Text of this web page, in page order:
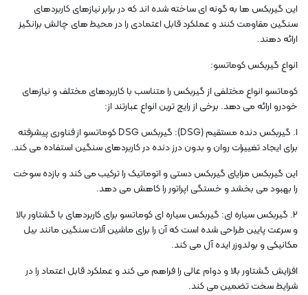
این گیربکس ها به گونه ای ساخته شده اند که در برابر نیازهای کاربردهای
سنگین مقاومت کنند و عملکرد قابل اعتمادی را در محیط های چالش برانگیز
ارائه دهند.
انواع گیربکس کوماتسو:
کوماتسو انواع مختلفی از گیربکس را متناسب با کاربردهای مختلف و نیازهای
خودرو ارائه می دهد. برخی از رایج ترین انواع عبارتند از:
1. گیربکس دنده مستقیم (DSG): گیربکس DSG کوماتسو از فناوری پیشرفته
برای ایجاد تغییرات روان و بدون درز دنده در کاربردهای سنگین استفاده می کند.
این گیربکس مزایای گیربکس دستی و اتوماتیک را ترکیب می کند و بازده سوخت
را بهبود می بخشد و خستگی اپراتور را کاهش می دهد.
2. گیربکس سیاره ای: گیربکس سیاره ای کوماتسو برای کاربردهای با گشتاور بالا
و سرعت پایین طراحی شده است که آن را برای ماشین آلات سنگین مانند بیل
مکانیکی و بولدوزر ایده آل می کند.
افزایش گشتاور بالا و دوام عالی را فراهم می کند و عملکرد قابل اعتماد را در
شرایط سخت تضمین می کند.